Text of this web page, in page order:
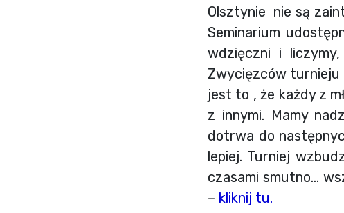
Olsztynie nie są
Seminarium
wdzięczni i
Zwycięzców turnieju
jest to , że każdy z
z innymi. Mamy
dotrwa do
lepiej. Turniej
czasami smutno…
– kliknij tu.